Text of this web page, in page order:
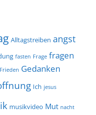
Alltagstreiben angst
fasten Frage fragen
Frieden Gedanken
Ich jesus
musikvideo Mut nacht